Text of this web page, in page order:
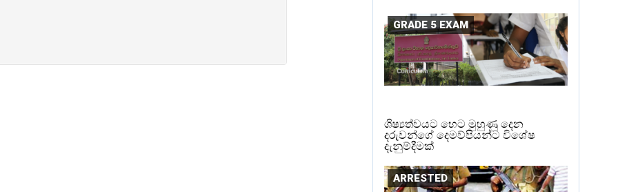
GRADE 5 EXAM
ශිෂ්‍යත්වයට හෙට මුහුණු දෙන
දරුවන්ගේ දෙමව්පියන්ට විශේෂ
දැනුම්දීමක්
ARRESTED